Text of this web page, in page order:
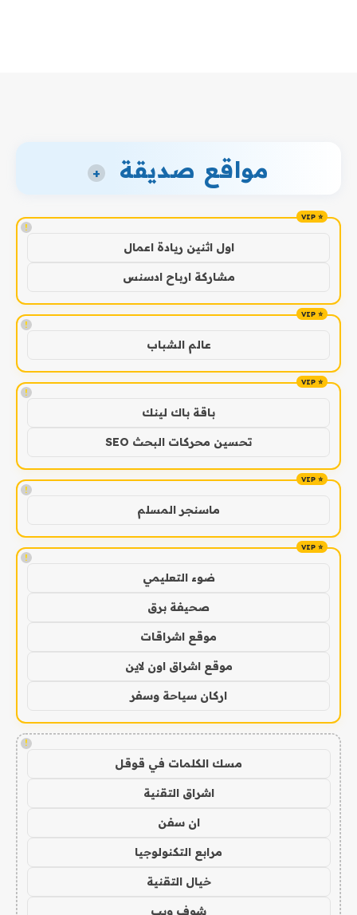
مواقع صديقة +
!
اول اثنين ريادة اعمال
مشاركة ارباح ادسنس
!
عالم الشباب
!
باقة باك لينك
تحسين محركات البحث SEO
!
ماسنجر المسلم
!
ضوء التعليمي
صحيفة برق
موقع اشراقات
موقع اشراق اون لاين
اركان سياحة وسفر
!
مسك الكلمات في قوقل
اشراق التقنية
ان سفن
مرابع التكنولوجيا
خيال التقنية
شوف ويب